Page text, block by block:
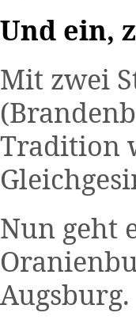
Und ein,
Mit zwei
Tradition
Nun geht
Augsburg.